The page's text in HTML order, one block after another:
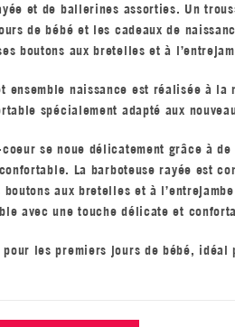
et de ballerines assorties. Un
de bébé et les cadeaux de
boutons aux bretelles et à
ensemble naissance est réalisée à la
spécialement adapté aux
se noue délicatement grâce à
La barboteuse rayée est
boutons aux bretelles et à
avec une touche délicate et
pour les premiers jours de bébé,